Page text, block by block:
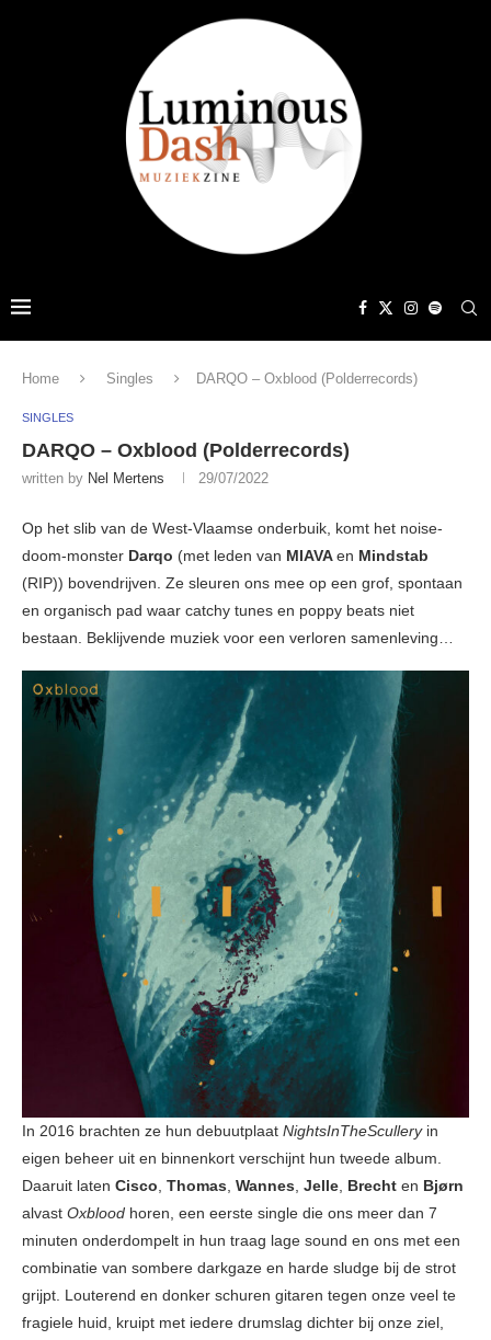
Home Singles DARQO – Oxblood (Polderrecords)
SINGLES
DARQO – Oxblood (Polderrecords)
written by Nel Mertens 29/07/2022
Op het slib van de West-Vlaamse onderbuik, komt het noise-
doom-monster Darqo (met leden van MIAVAen Mindstab
(RIP)) bovendrijven. Ze sleuren ons mee op een grof, spontaan
en organisch pad waar catchy tunes en poppy beats niet
bestaan. Beklijvende muziek voor een verloren samenleving…
In 2016 brachten ze hun debuutplaat NightsInTheSculleryin
eigen beheer uit en binnenkort verschijnt hun tweede album.
Daaruit laten Cisco, Thomas, Wannes, Jelle, Brecht en Bjørn
alvast Oxblood horen, een eerste single die ons meer dan 7
minuten onderdompelt in hun traag lage sound en ons met een
combinatie van sombere darkgaze en harde sludge bij de strot
grijpt. Louterend en donker schuren gitaren tegen onze veel te
fragiele huid, kruipt met iedere drumslag dichter bij onze ziel,